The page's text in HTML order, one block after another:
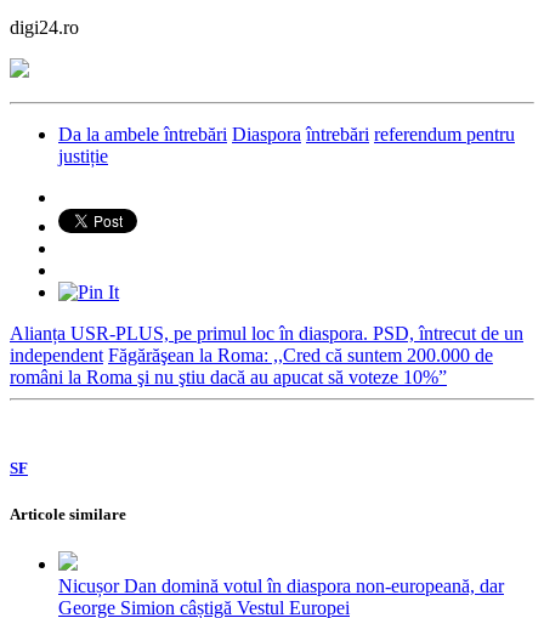
digi24.ro
Da la ambele întrebări Diaspora întrebări referendum pentru
justiție
Alianța USR-PLUS, pe primul loc în diaspora. PSD, întrecut de un
independent Făgărăşean la Roma: ,,Cred că suntem 200.000 de
români la Roma şi nu ştiu dacă au apucat să voteze 10%”
SF
Articole similare
Nicușor Dan domină votul în diaspora non-europeană, dar
George Simion câștigă Vestul Europei